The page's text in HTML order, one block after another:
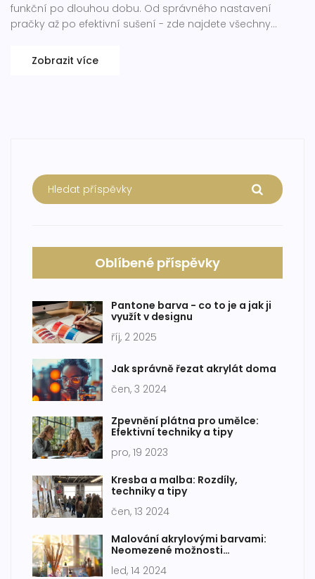
funkční po dlouhou dobu. Od správného nastavení
pračky až po efektivní sušení - zde najdete všechny
Zobrazit více
Oblíbené příspěvky
Pantone barva - co to je a jak ji
využít v designu
říj, 2 2025
Jak správně řezat akrylát doma
čen, 3 2024
Zpevnění plátna pro umělce:
Efektivní techniky a tipy
pro, 19 2023
Kresba a malba: Rozdíly,
techniky a tipy
čen, 13 2024
Malování akrylovými barvami:
Neomezené možnosti
led, 14 2024